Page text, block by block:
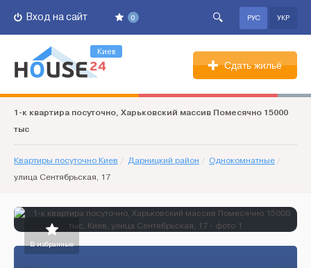
0
Вход на сайт РУС УКР
Киев
Сдать жильё
1-к квартира посуточно, Харьковский массив Помесячно 15000
тыс
Квартиры посуточно Киев / Дарницкий район / Однокомнатные /
улица Сентябрьская, 17
В избранные